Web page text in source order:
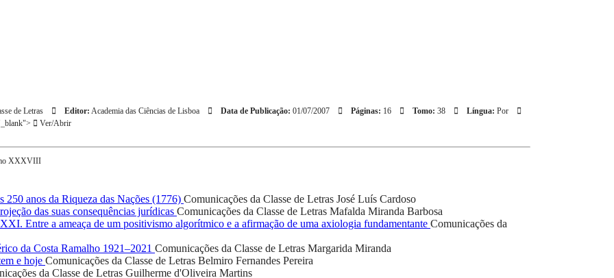
de Letras Editor: Academia das Ciências de Lisboa Data de Publicação: 01/07/2007 Páginas: 16 Tomo: 38 Língua: Por
Ver/Abrir
XXXVIII
anos da Riqueza das Nações (1776) Comunicações da Classe de Letras José Luís Cardoso
das suas consequências jurídicas Comunicações da Classe de Letras Mafalda Miranda Barbosa
Entre a ameaça de um positivismo algorítmico e a afirmação de uma axiologia fundamentante Comunicações da
da Costa Ramalho 1921–2021 Comunicações da Classe de Letras Margarida Miranda
e hoje Comunicações da Classe de Letras Belmiro Fernandes Pereira
da Classe de Letras Guilherme d'Oliveira Martins